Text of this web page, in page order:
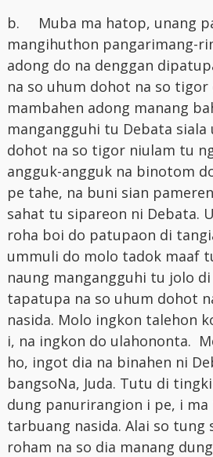
b.
Muba ma hatop, unang
mangihuthon pangarimang-
adong do na denggan
na so uhum dohot na so tigor
mambahen adong manang
mangangguhi tu Debata siala
dohot na so tigor niulam tu
angguk-angguk na binotom
pe tahe, na buni sian
sahat tu sipareon ni Debata.
roha boi do patupaon di
ummuli do molo tadok maaf
naung mangangguhi tu jolo
tapatupa na so uhum dohot
nasida. Molo ingkon talehon
i, na ingkon do ulahononta.
ho, ingot dia na binahen ni
bangsoNa, Juda. Tutu di
dung panurirangion i pe, i ma
tarbuang nasida. Alai so tung
roham na so dia manang